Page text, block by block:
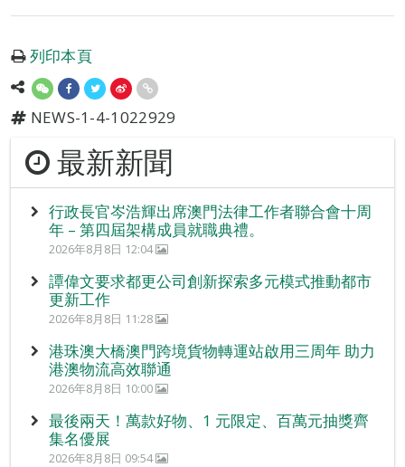
列印本頁
NEWS-1-4-1022929
最新新聞
行政長官岑浩輝出席澳門法律工作者聯合會十周
年 – 第四屆架構成員就職典禮。
2026年8月8日 12:04
譚偉文要求都更公司創新探索多元模式推動都市
更新工作
2026年8月8日 11:28
港珠澳大橋澳門跨境貨物轉運站啟用三周年 助力
港澳物流高效聯通
2026年8月8日 10:00
最後兩天！萬款好物、1 元限定、百萬元抽獎齊
集名優展
2026年8月8日 09:54